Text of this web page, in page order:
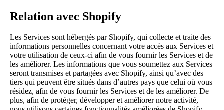
Relation avec Shopify
Les Services sont hébergés par Shopify, qui collecte et traite des
informations personnelles concernant votre accès aux Services et
votre utilisation de ceux-ci afin de vous fournir les Services et de
les améliorer. Les informations que vous soumettez aux Services
seront transmises et partagées avec Shopify, ainsi qu’avec des
tiers qui peuvent être situés dans d’autres pays que celui où vous
résidez, afin de vous fournir les Services et de les améliorer. De
plus, afin de protéger, développer et améliorer notre activité,